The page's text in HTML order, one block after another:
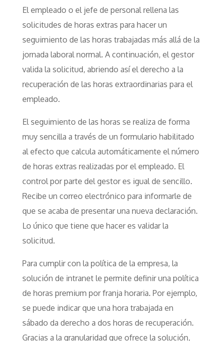
El empleado o el jefe de personal rellena las
solicitudes de horas extras para hacer un
seguimiento de las horas trabajadas más allá de la
jornada laboral normal. A continuación, el gestor
valida la solicitud, abriendo así el derecho a la
recuperación de las horas extraordinarias para el
empleado.
El seguimiento de las horas se realiza de forma
muy sencilla a través de un formulario habilitado
al efecto que calcula automáticamente el número
de horas extras realizadas por el empleado. El
control por parte del gestor es igual de sencillo.
Recibe un correo electrónico para informarle de
que se acaba de presentar una nueva declaración.
Lo único que tiene que hacer es validar la
solicitud.
Para cumplir con la política de la empresa, la
solución de intranet le permite definir una política
de horas premium por franja horaria. Por ejemplo,
se puede indicar que una hora trabajada en
sábado da derecho a dos horas de recuperación.
Gracias a la granularidad que ofrece la solución,